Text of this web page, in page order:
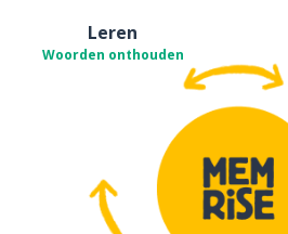
Leren
Woorden onthouden